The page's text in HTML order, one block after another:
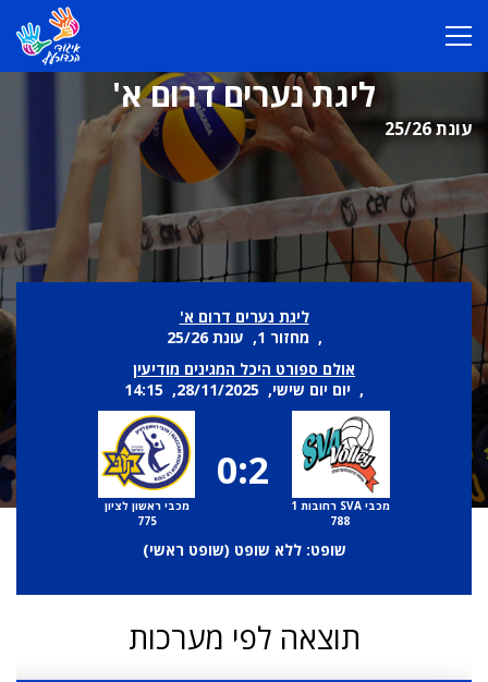
ליגת נערים דרום א'
עונת 25/26
ליגת נערים דרום א'
, מחזור 1, עונת 25/26
אולם ספורט היכל המגינים מודיעין
, יום יום שישי, 28/11/2025, 14:15
מכבי SVA רחובות 1
788
0:2
מכבי ראשון לציון
775
שופט: ללא שופט (שופט ראשי)
תוצאה לפי מערכות